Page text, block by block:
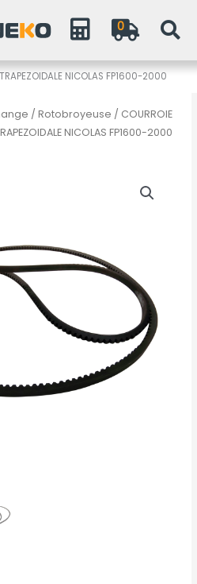
0
NICOLAS FP1600-2000
/ Rotobroyeuse / COURROIE
NICOLAS FP1600-2000